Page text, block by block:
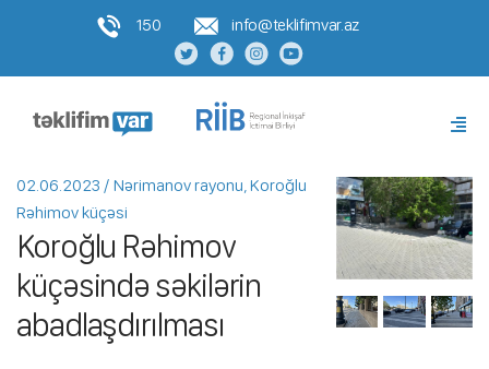
150 info@teklifimvar.az
02.06.2023 / Nərimanov rayonu, Koroğlu
Rəhimov küçəsi
Koroğlu Rəhimov
küçəsində səkilərin
abadlaşdırılması